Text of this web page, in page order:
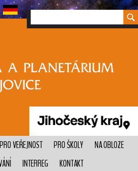
PRO VEŘEJNOST PRO ŠKOLY
NA OBLOZE
INTERREG KONTAKT